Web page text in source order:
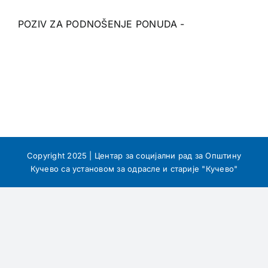
POZIV ZA PODNOŠENJE PONUDA -
Copyright 2025 | Центар за социјални рад за Општину
Кучево са установом за одрасле и старије "Кучево"